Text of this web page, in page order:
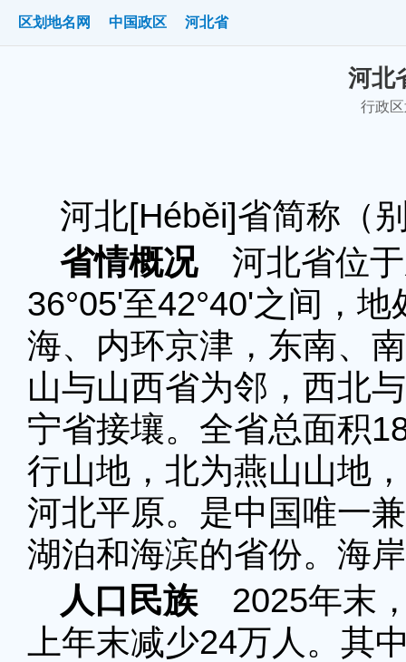
区划地名网 中国政区 河北省
河北
行政
河北[Héběi]省简称（
省情概况河北省位于
36°05'至42°40'之间，
海、内环京津，东南、
山与山西省为邻，西北
宁省接壤。全省总面积
行山地，北为燕山山地
河北平原。是中国唯一
湖泊和海滨的省份。海
人口民族 2025年末
上年末减少24万人。其